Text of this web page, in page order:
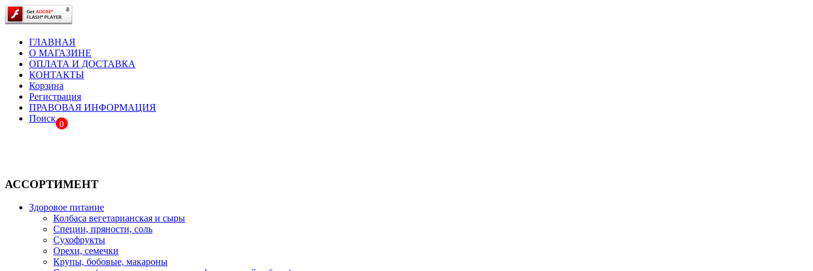
ГЛАВНАЯ
О МАГАЗИНЕ
ОПЛАТА И ДОСТАВКА
КОНТАКТЫ
Корзина
Регистрация
ПРАВОВАЯ ИНФОРМАЦИЯ
Поиск
0
АССОРТИМЕНТ
Здоровое питание
Колбаса вегетарианская и сыры
Специи, пряности, соль
Сухофрукты
Орехи, семечки
Крупы, бобовые, макароны